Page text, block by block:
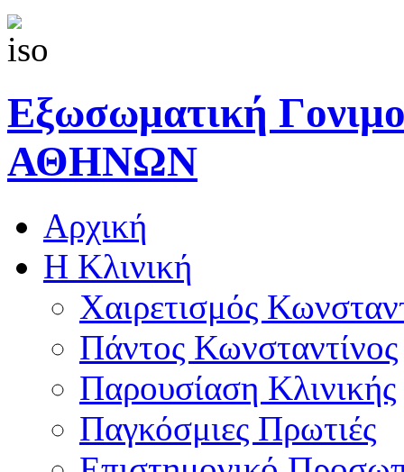
Εξωσωματική
ΑΘΗΝΩΝ
Αρχική
Η Κλινική
Χαιρετισμός
Πάντος Κωνσταντίνος
Παρουσίαση Κλινικής
Παγκόσμιες Πρωτιές